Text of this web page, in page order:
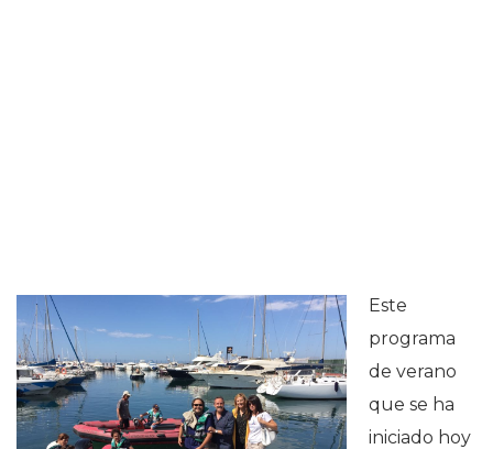
Este
programa
de verano
que se ha
iniciado hoy